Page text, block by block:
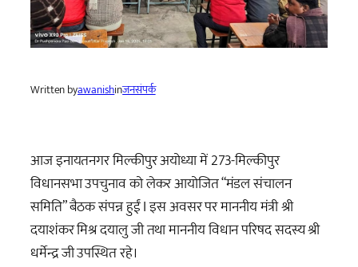
Written byawanishinजनसंपर्क
आज इनायतनगर मिल्कीपुर अयोध्या में 273-मिल्कीपुर
विधानसभा उपचुनाव को लेकर आयोजित “मंडल संचालन
समिति” बैठक संपन्न हुईं I इस अवसर पर माननीय मंत्री श्री
दयाशंकर मिश्र दयालु जी तथा माननीय विधान परिषद सदस्य श्री
धर्मेन्द्र जी उपस्थित रहे।